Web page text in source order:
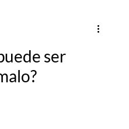
ser